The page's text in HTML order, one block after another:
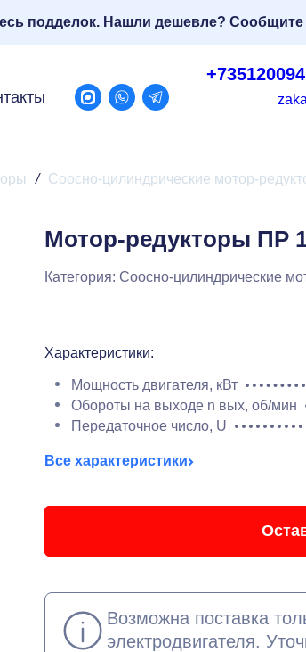
подделок. Нашли дешевле? Сообщите
/ Соосно-цилиндрические мотор-
Мотор-редукторы ПР
Категория: Соосно-цилиндрические
Характеристики:
Мощность двигателя, кВт
Обороты на выходе n вых, об/мин
Передаточное число, U
Все характеристики
Возможна поставка
электродвигателя.